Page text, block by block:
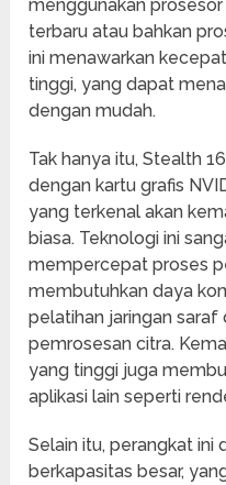
menggunakan
terbaru atau bahkan
ini menawarkan
tinggi, yang dapat
dengan mudah.
Tak hanya itu, Stealth
dengan kartu grafis
yang terkenal akan
biasa. Teknologi ini
mempercepat proses
membutuhkan daya
pelatihan jaringan
pemrosesan citra.
yang tinggi juga
aplikasi lain seperti
Selain itu, perangkat ini
berkapasitas besar,